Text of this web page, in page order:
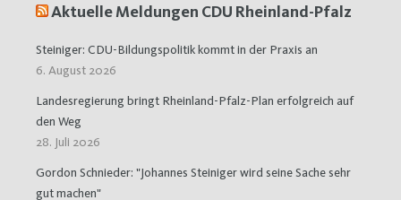
Aktuelle Meldungen CDU Rheinland-Pfalz
Steiniger: CDU-Bildungspolitik kommt in der Praxis an
6. August 2026
Landesregierung bringt Rheinland-Pfalz-Plan erfolgreich auf
den Weg
28. Juli 2026
Gordon Schnieder: "Johannes Steiniger wird seine Sache sehr
gut machen"